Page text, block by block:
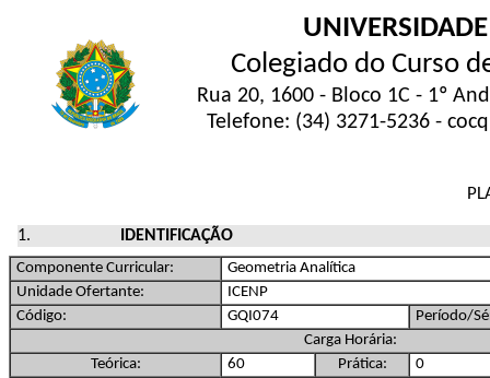
Colegiado do Curso
Rua 20, 1600 - Bloco 1C - 1º
Telefone: (34) 3271-5236 -
IDENTIFICAÇÃO
Componente Curricular:
Geometria Analítica
Unidade Ofertante:
ICENP
Código:
GQI074
Período/
Carga Horária:
Teórica:
60 Prática:
0